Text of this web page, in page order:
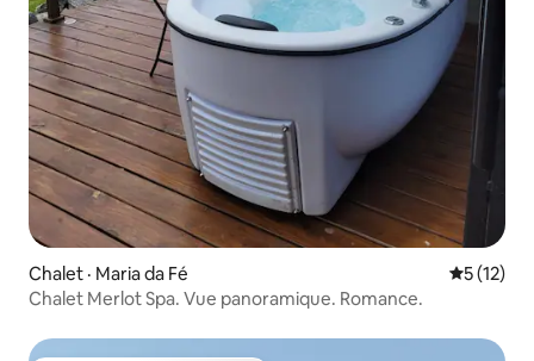
Chalet · Maria da Fé Note
5 (12)
Chalet Merlot Spa. Vue panoramique. Romance.